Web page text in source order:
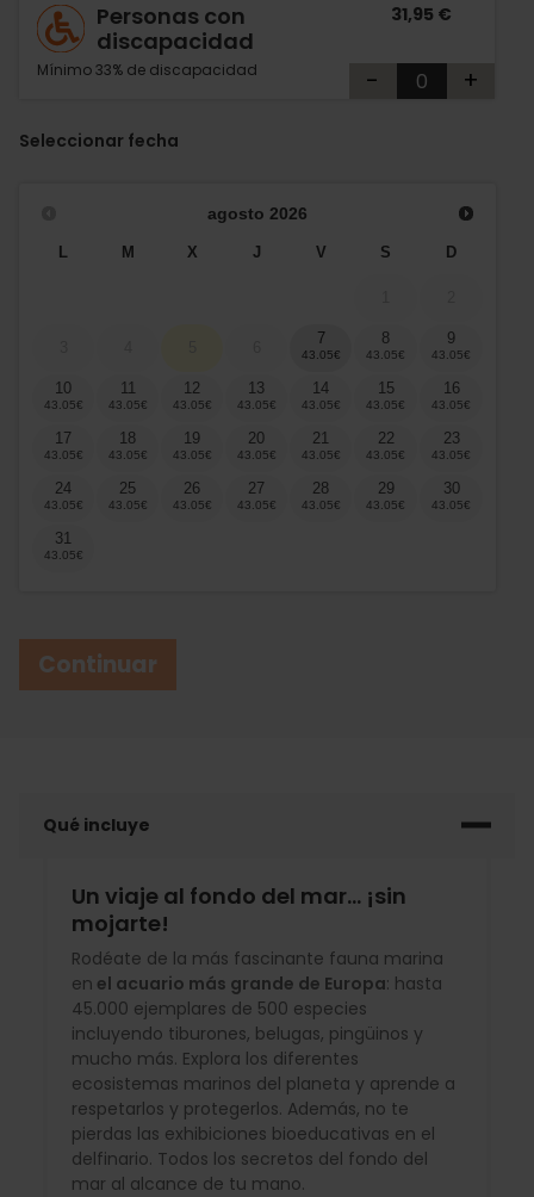
Personas con
discapacidad
Mínimo 33% de discapacidad
31,95 €
- +
Seleccionar fecha
agosto 2026
M X J V S D
7 8 9
10 11 12 13 14 15 16
17 18 19 20 21 22 23
24 25 26 27 28 29 30
31
Continuar
Qué incluye
Un viaje al fondo del mar... ¡sin
mojarte!
Rodéate de la más fascinante fauna marina
en el acuario más grande de Europa: hasta
45.000 ejemplares de 500 especies
incluyendo tiburones, belugas, pingüinos y
mucho más. Explora los diferentes
ecosistemas marinos del planeta y aprende a
respetarlos y protegerlos. Además, no te
pierdas las exhibiciones bioeducativas en el
delfinario. Todos los secretos del fondo del
mar al alcance de tu mano.